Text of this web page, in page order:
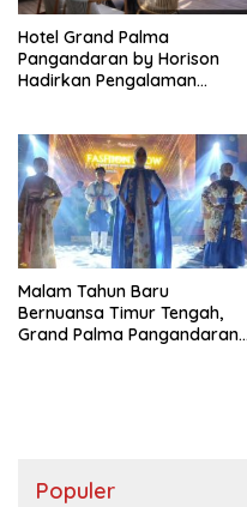
Hotel Grand Palma
Pangandaran by Horison
Hadirkan Pengalaman
Malam Tahun Baru
Bernuansa Timur Tengah,
Grand Palma Pangandaran
Populer